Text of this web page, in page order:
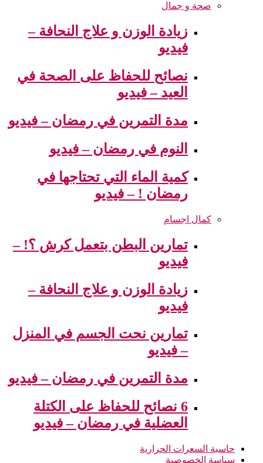
صحة و جمال
زيادة الوزن و علاج النحافة –
فيديو
نصائح للحفاظ على الصحة في
العيد – فيديو
مدة التمرين في رمضان – فيديو
النوم في رمضان – فيديو
كمية الماء التي تحتاجها في
رمضان ! – فيديو
كمال اجسام
تمارين البطن بتعمل كرش ؟! –
فيديو
زيادة الوزن و علاج النحافة –
فيديو
تمارين نحت الجسم في المنزل
– فيديو
مدة التمرين في رمضان – فيديو
6 نصائح للحفاظ على الكتلة
العضلية في رمضان – فيديو
حاسبة السعرات الحرارية
سياسة الخصوصية